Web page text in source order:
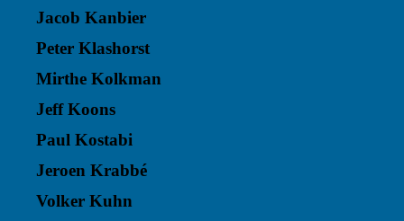
Jacob Kanbier
Peter Klashorst
Mirthe Kolkman
Jeff Koons
Paul Kostabi
Jeroen Krabbé
Volker Kuhn